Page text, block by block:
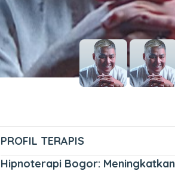
PROFIL TERAPIS
Hipnoterapi Bogor: